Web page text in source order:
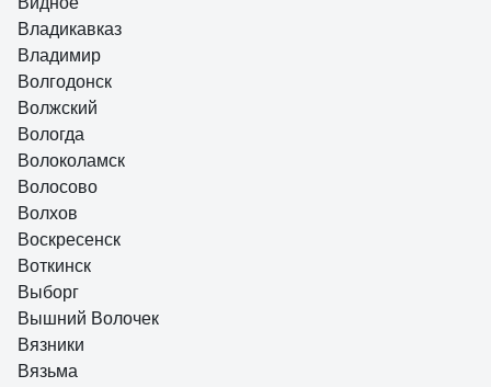
Владикавказ
Владимир
Волгодонск
Волжский
Вологда
Волоколамск
Волосово
Волхов
Воскресенск
Воткинск
Выборг
Вышний Волочек
Вязники
Вязьма